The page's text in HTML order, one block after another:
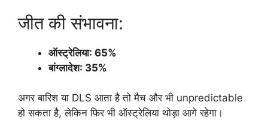
जीत की संभावना:
ऑस्ट्रेलिया: 65%
बांग्लादेश: 35%
अगर बारिश या DLS आता है तो मैच और भी unpredictable
हो सकता है, लेकिन फिर भी ऑस्ट्रेलिया थोड़ा आगे रहेगा।